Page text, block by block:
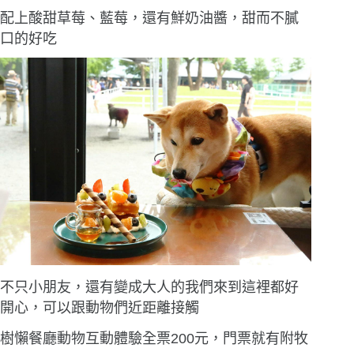
配上酸甜草莓、藍莓，還有鮮奶油醬，甜而不膩
口的好吃
不只小朋友，還有變成大人的我們來到這裡都好
開心，可以跟動物們近距離接觸
樹懶餐廳動物互動體驗全票200元，門票就有附牧